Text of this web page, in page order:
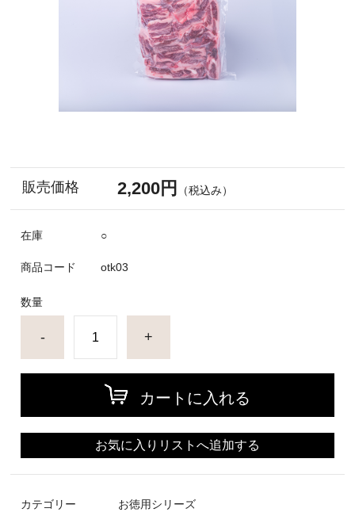
販売価格 2,200円 （税込み）
在庫 ○
商品コード otk03
数量
- +
カートに入れる
お気に入りリストへ追加する
カテゴリー お徳用シリーズ